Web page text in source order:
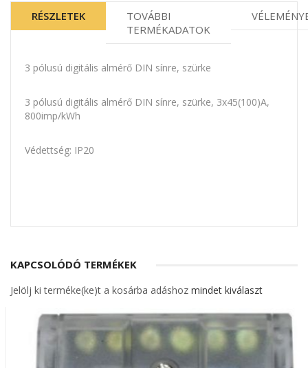
RÉSZLETEK
TOVÁBBI
TERMÉKADATOK
3 pólusú digitális almérő DIN sínre, szürke
3 pólusú digitális almérő DIN sínre, szürke, 3x45(100)A,
800imp/kWh
Védettség: IP20
KAPCSOLÓDÓ TERMÉKEK
Jelölj ki terméke(ke)t a kosárba adáshoz mindet kiválaszt